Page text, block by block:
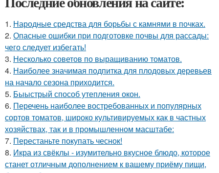
1. Народные средства для борьбы с камнями в почках.
2. Опасные ошибки при подготовке почвы для рассады:
чего следует избегать!
3. Несколько советов по выращиванию томатов.
4. Наиболее значимая подпитка для плодовых деревьев
на начало сезона приходится.
5. Быыстрый способ утепления окон.
6. Перечень наиболее востребованных и популярных
сортов томатов, широко культивируемых как в частных
хозяйствах, так и в промышленном масштабе:
7. Перестаньте покупать чеснок!
8. Икра из свёклы - изумительно вкусное блюдо, которое
станет отличным дополнением к вашему приёму пищи,